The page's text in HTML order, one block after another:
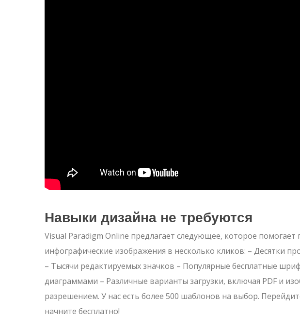
Навыки дизайна не требуются
Visual Paradigm Online предлагает следующее, которое помогает
инфографические изображения в несколько кликов: – Десятки
– Тысячи редактируемых значков – Популярные бесплатные
диаграммами – Различные варианты загрузки, включая PDF и
разрешением. У нас есть более 500 шаблонов на выбор.
начните бесплатно!